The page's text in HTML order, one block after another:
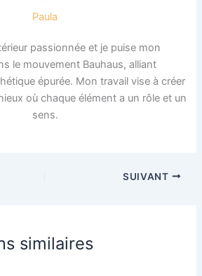
Paula
passionnée et je puise mon
le mouvement Bauhaus, alliant
épurée. Mon travail vise à créer
où chaque élément a un rôle et un
sens.
SUIVANT
similaires